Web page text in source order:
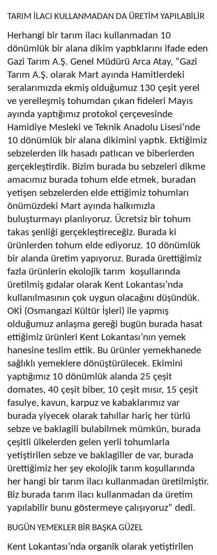
TARIM İLACI KULLANMADAN DA ÜRETİM YAPILABİLİR
Herhangi bir tarım ilacı kullanmadan 10
dönümlük bir alana dikim yaptıklarını ifade eden
Gazi Tarım A.Ş. Genel Müdürü Arca Atay, “Gazi
Tarım A.Ş. olarak Mart ayında Hamitlerdeki
seralarımızda ekmiş olduğumuz 130 çeşit yerel
ve yerelleşmiş tohumdan çıkan fideleri Mayıs
ayında yaptığımız protokol çerçevesinde
Hamidiye Mesleki ve Teknik Anadolu Lisesi’nde
10 dönümlük bir alana dikimini yaptık. Ektiğimiz
sebzelerden ilk hasadı patlıcan ve biberlerden
gerçekleştirdik. Bizim burada bu sebzeleri dikme
amacımız burada tohum elde etmek, buradan
yetişen sebzelerden elde ettiğimiz tohumları
önümüzdeki Mart ayında halkımızla
buluşturmayı planlıyoruz. Ücretsiz bir tohum
takas şenliği gerçekleştireceğiz. Burada ki
ürünlerden tohum elde ediyoruz. 10 dönümlük
bir alanda üretim yapıyoruz. Burada ürettiğimiz
fazla ürünlerin ekolojik tarım koşullarında
üretilmiş gıdalar olarak Kent Lokantası’nda
kullanılmasının çok uygun olacağını düşündük.
OKİ (Osmangazi Kültür İşleri) ile yapmış
olduğumuz anlaşma gereği bugün burada hasat
ettiğimiz ürünleri Kent Lokantası’nın yemek
hanesine teslim ettik. Bu ürünler yemekhanede
sağlıklı yemeklere dönüştürülecek. Ekimini
yaptığımız 10 dönümlük alanda 25 çeşit
domates, 40 çeşit biber, 10 çeşit mısır, 15 çeşit
fasulye, kavun, karpuz ve kabaklarımız var
burada yiyecek olarak tahıllar hariç her türlü
sebze ve baklagili bulabilmek mümkün, burada
çeşitli ülkelerden gelen yerli tohumlarla
yetiştirilen sebze ve baklagiller de var, burada
ürettiğimiz her şey ekolojik tarım koşullarında
her hangi bir tarım ilacı kullanmadan üretilmiştir.
Biz burada tarım ilacı kullanmadan da üretim
yapılabilir bunu göstermeye çalışıyoruz” dedi.
BUGÜN YEMEKLER BİR BAŞKA GÜZEL
Kent Lokantası’nda organik olarak yetiştirilen